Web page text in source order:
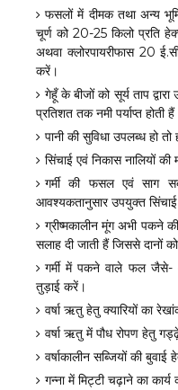
फसलों में दीमक तथा अन्य
चूर्ण को 20-25 किलो प्रति
अथवा क्लोरपायरीफास 20
करें।
गेहूँ के बीजों को सूर्य ताप
प्रतिशत तक नमी पर्याप्त होती
पानी की सुविधा उपलब्ध हो
सिंचाई एवं निकास नालियों
गर्मी की फसल एवं साग
आवश्यकतानुसार उपयुक्त
ग्रीष्मकालीन मूंग अभी पकने
सलाह दी जाती हैं जिससे दानों
गर्मी में पकने वाले फल जैसे-
तुड़ाई करें।
वर्षा ऋतु हेतु क्यारियों का
वर्षा ऋतु में पौध रोपण हेतु
वर्षाकालीन सब्जियों की बुवाई
गन्ना में मिट्टी चढ़ाने का कार्य